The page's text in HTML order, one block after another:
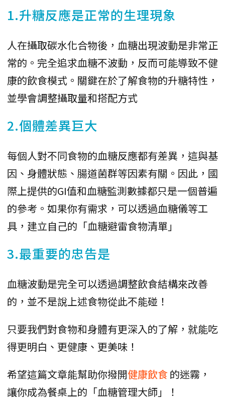
1.升糖反應是正常的生理現象
人在攝取碳水化合物後，血糖出現波動是非常正
常的。完全追求血糖不波動，反而可能導致不健
康的飲食模式。關鍵在於了解食物的升糖特性，
並學會調整攝取量和搭配方式
2.個體差異巨大
每個人對不同食物的血糖反應都有差異，這與基
因、身體狀態、腸道菌群等因素有關。因此，國
際上提供的GI值和血糖監測數據都只是一個普遍
的參考。如果你有需求，可以透過血糖儀等工
具，建立自己的「血糖避雷食物清單」
3.最重要的忠告是
血糖波動是完全可以透過調整飲食結構來改善
的，並不是說上述食物從此不能碰！
只要我們對食物和身體有更深入的了解，就能吃
得更明白、更健康、更美味！
希望這篇文章能幫助你撥開健康飲食的迷霧，
讓你成為餐桌上的「血糖管理大師」！